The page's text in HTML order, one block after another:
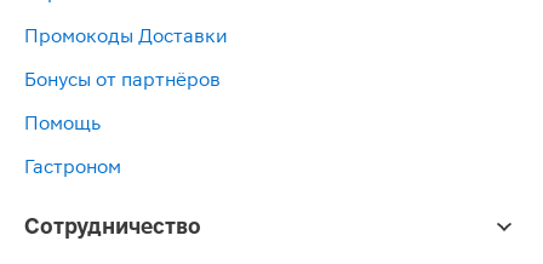
Промокоды Доставки
Бонусы от партнёров
Помощь
Гастроном
Сотрудничество